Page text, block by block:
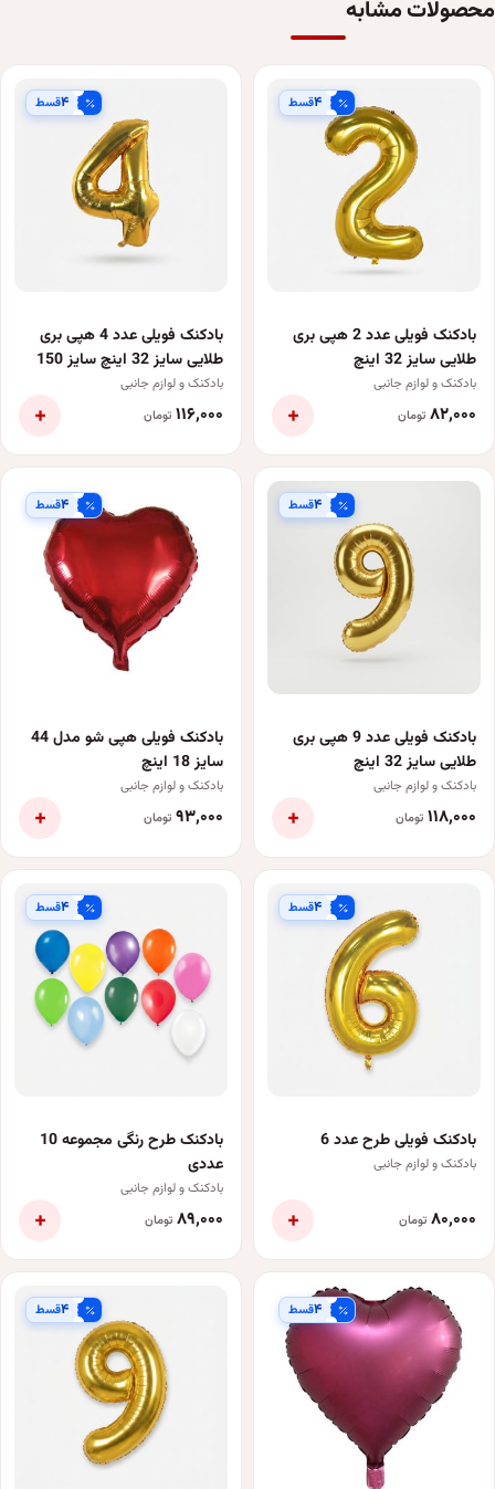
محصولات مشابه
۴قسط
بادکنک فویلی عدد 2 هپی بری
طلایی سایز 32 اینچ
بادکنک و لوازم جانبی
۸۲٬۰۰۰ تومان +
۴قسط
بادکنک فویلی عدد 4 هپی بری
طلایی سایز 32 اینچ سایز 150
بادکنک و لوازم جانبی
۱۱۶٬۰۰۰ تومان +
۴قسط
بادکنک فویلی عدد 9 هپی بری
طلایی سایز 32 اینچ
بادکنک و لوازم جانبی
۱۱۸٬۰۰۰ تومان +
۴قسط
بادکنک فویلی هپی شو مدل 44
سایز 18 اینچ
بادکنک و لوازم جانبی
۹۳٬۰۰۰ تومان +
۴قسط
بادکنک فویلی طرح عدد 6
بادکنک و لوازم جانبی
۸۰٬۰۰۰ تومان +
۴قسط
بادکنک طرح رنگی مجموعه 10
عددی
بادکنک و لوازم جانبی
۸۹٬۰۰۰ تومان +
۴قسط ۴قسط